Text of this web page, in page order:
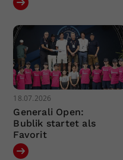
18.07.2026
Generali Open:
Bublik startet als
Favorit